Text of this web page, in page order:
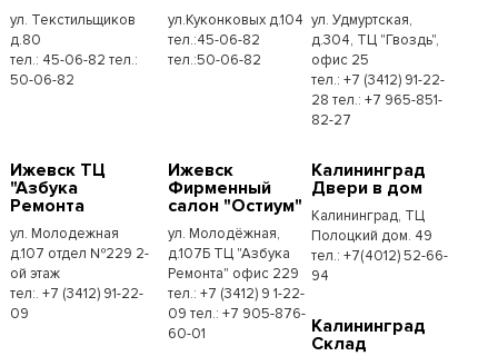
ул. Текстильщиков
д.80
тел.: 45-06-82 тел.:
50-06-82
ул.Куконковых д.104
тел.:45-06-82
тел.:50-06-82
ул. Удмуртская,
д.304, ТЦ "Гвоздь",
офис 25
тел.: +7 (3412) 91-22-
28 тел.: +7 965-851-
82-27
Ижевск ТЦ
"Азбука
Ремонта
ул. Молодежная
д.107 отдел №229 2-
ой этаж
тел:. +7 (3412) 91-22-
09
Ижевск
Фирменный
салон "Остиум"
ул. Молодёжная,
д.107Б ТЦ "Азбука
Ремонта" офис 229
тел.: +7 (3412) 9 1-22-
09 тел.: +7 905-876-
60-01
Калининград
Двери в дом
Калининград, ТЦ
Полоцкий дом. 49
тел.: +7(4012) 52-66-
94
Калининград
Склад